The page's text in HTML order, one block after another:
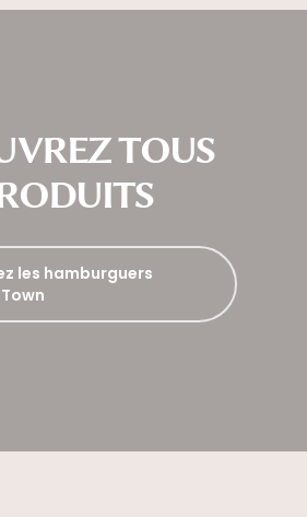
TOUS
les hamburguers